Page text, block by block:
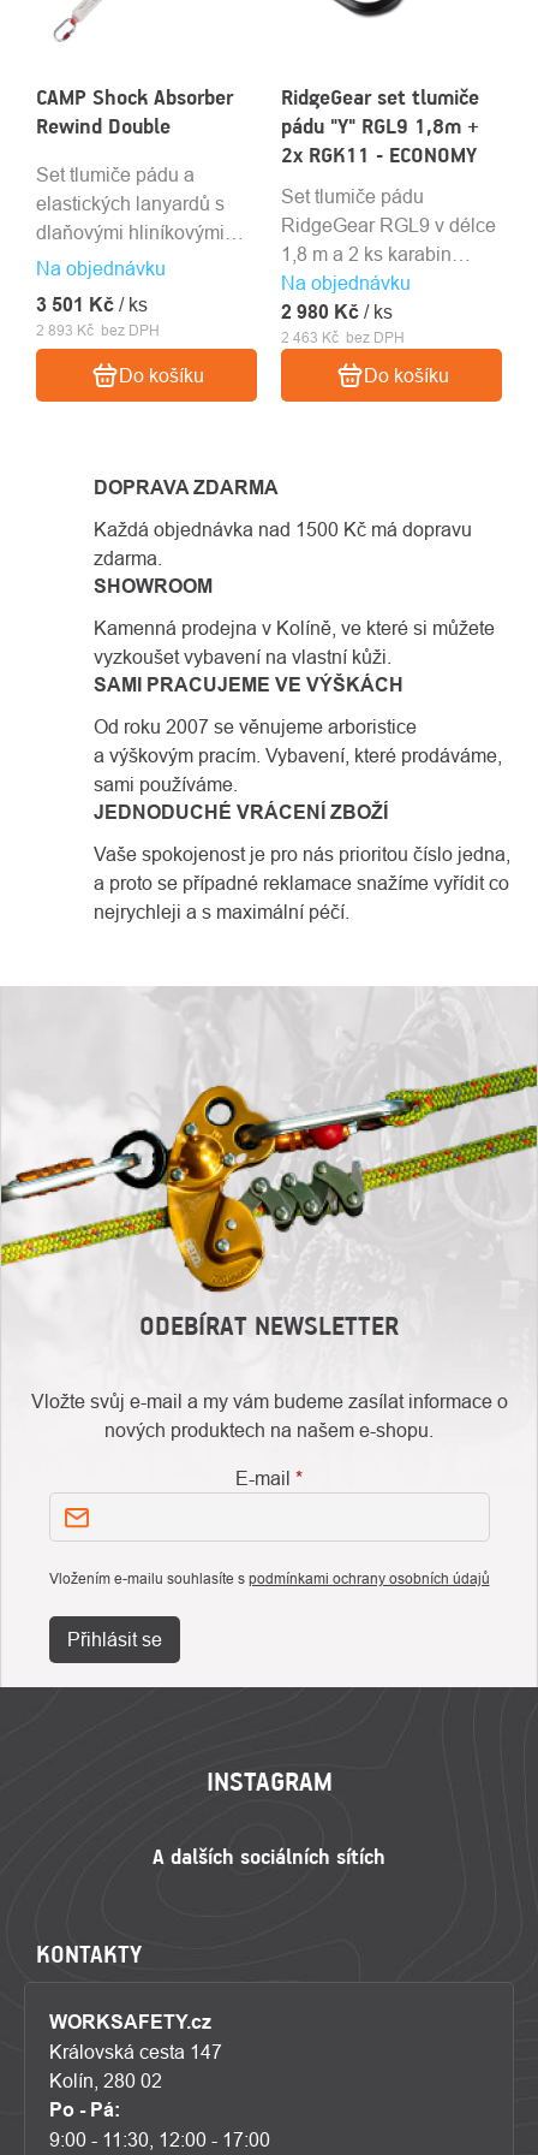
CAMP Shock Absorber
Rewind Double
Na objednávku
2 893 Kč bez DPH
3 501 Kč / ks
Do košíku
Set tlumiče pádu a
elastických lanyardů s
dlaňovými hliníkovými
háky se světlostí 60mm.
RidgeGear set tlumiče
pádu "Y" RGL9 1,8m +
2x RGK11 - ECONOMY
Na objednávku
2 463 Kč bez DPH
2 980 Kč / ks
Do košíku
Set tlumiče pádu
RidgeGear RGL9 v délce
1,8 m a 2 ks karabin
RidgeGear RGK11.
Skvělý poměr
ceny/výkonu.
DOPRAVA ZDARMA
Každá objednávka nad 1500 Kč má dopravu
zdarma.
SHOWROOM
Kamenná prodejna v Kolíně, ve které si můžete
vyzkoušet vybavení na vlastní kůži.
SAMI PRACUJEME VE VÝŠKÁCH
Od roku 2007 se věnujeme arboristice
a výškovým pracím. Vybavení, které prodáváme,
sami používáme.
JEDNODUCHÉ VRÁCENÍ ZBOŽÍ
Vaše spokojenost je pro nás prioritou číslo jedna,
a proto se případné reklamace snažíme vyřídit co
nejrychleji a s maximální péčí.
ODEBÍRAT NEWSLETTER
Vložte svůj e-mail a my vám budeme zasílat informace o
nových produktech na našem e-shopu.
E-mail
Vložením e-mailu souhlasíte s podmínkami ochrany osobních údajů
Přihlásit se
INSTAGRAM
KONTAKTY
WORKSAFETY.cz
Královská cesta 147
Kolín, 280 02
Po - Pá:
9:00 - 11:30, 12:00 - 17:00